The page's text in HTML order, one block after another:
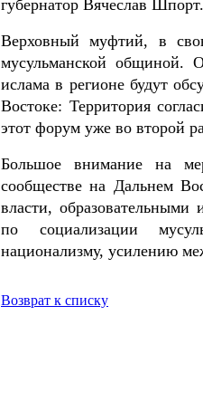
губернатор Вячеслав Шпорт.
Верховный муфтий, в
мусульманской общиной.
ислама в регионе будут
Востоке: Территория
этот форум уже во второй
Большое внимание на
сообществе на Дальнем
власти,
по социализации
национализму, усилению
Возврат к списку